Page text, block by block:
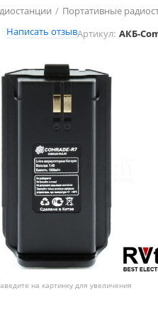
/ Портативные
Написать отзывАртикул: АКБ-
на картинку для увеличения